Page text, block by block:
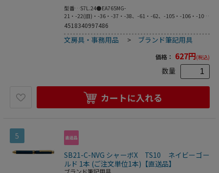
型番…S7L.24●EA765MG-
21・-22(旧)・-36・-37・-38、-61・-62、-105・-106・-107
用●サイズ…軸径φ3.0×98.6mm●インク色…黒●ボール
径…0.7mm●入数…10本●梱包サイズ:3×99×3●梱包重量
20g
4518340997486
文房具・事務用品 > ブランド筆記用具
価格： 627円(税込)
数量
カートに入れる
5
SB21-C-NVG シャーボX TS10 ネイビーゴー
ルド 1本 (ご注文単位1本)【直送品】